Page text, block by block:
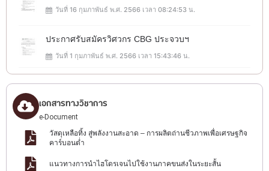
วันที่ 16 กุมภาพันธ์ พ.ศ. 2566 เวลา 08:24:53 น.
ประกาศรับสมัครวิศวกร CBG ประจวบฯ
วันที่ 1 กุมภาพันธ์ พ.ศ. 2566 เวลา 15:43:46 น.
เอกสารทางวิชาการ
e-Document
วัสดุเหลือทิ้ง สู่พลังงานสะอาด – การผลิตถ่านชีวภาพเพื่อเศรษฐกิจ
คาร์บอนต่ำ
แนวทางการนำไฮโดรเจนไปใช้งานภาคขนส่งในระยะสั้น